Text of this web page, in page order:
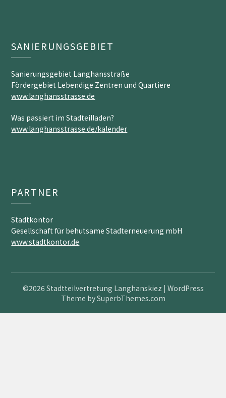
SANIERUNGSGEBIET
Sanierungsgebiet Langhansstraße
Fördergebiet Lebendige Zentren und Quartiere
www.langhansstrasse.de
Was passiert im Stadteilladen?
www.langhansstrasse.de/kalender
PARTNER
Stadtkontor
Gesellschaft für behutsame Stadterneuerung mbH
www.stadtkontor.de
©2026 Stadtteilvertretung Langhanskiez | WordPress
Theme bySuperbThemes.com